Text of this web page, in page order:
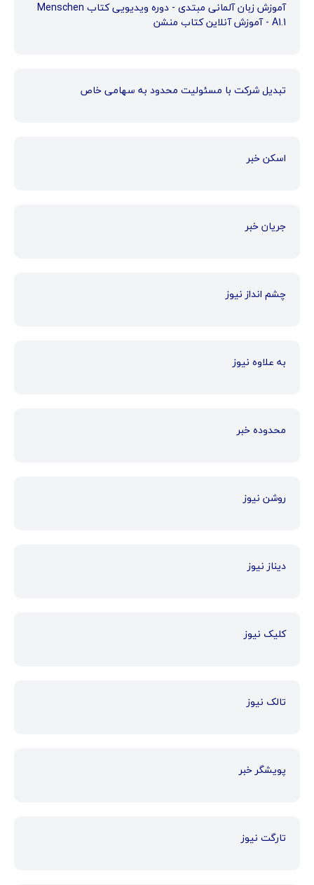
آموزش زبان آلمانی مبتدی - دوره ویدیویی کتاب Menschen
A1.1 - آموزش آنلاین کتاب منشن
تبدیل شرکت با مسئولیت محدود به سهامی خاص
اسکن خبر
جریان خبر
چشم انداز نیوز
به علاوه نیوز
محدوده خبر
روشن نیوز
دیناز نیوز
کلیک نیوز
تالک نیوز
پویشگر خبر
تارگت نیوز